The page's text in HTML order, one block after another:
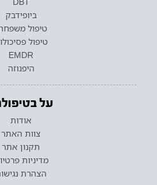
ביופידבק
טיפול
טיפול
EMDR
היפנוזה
על
אודות
צוות האתר
תקנון אתר
מדיניות
הצהרת